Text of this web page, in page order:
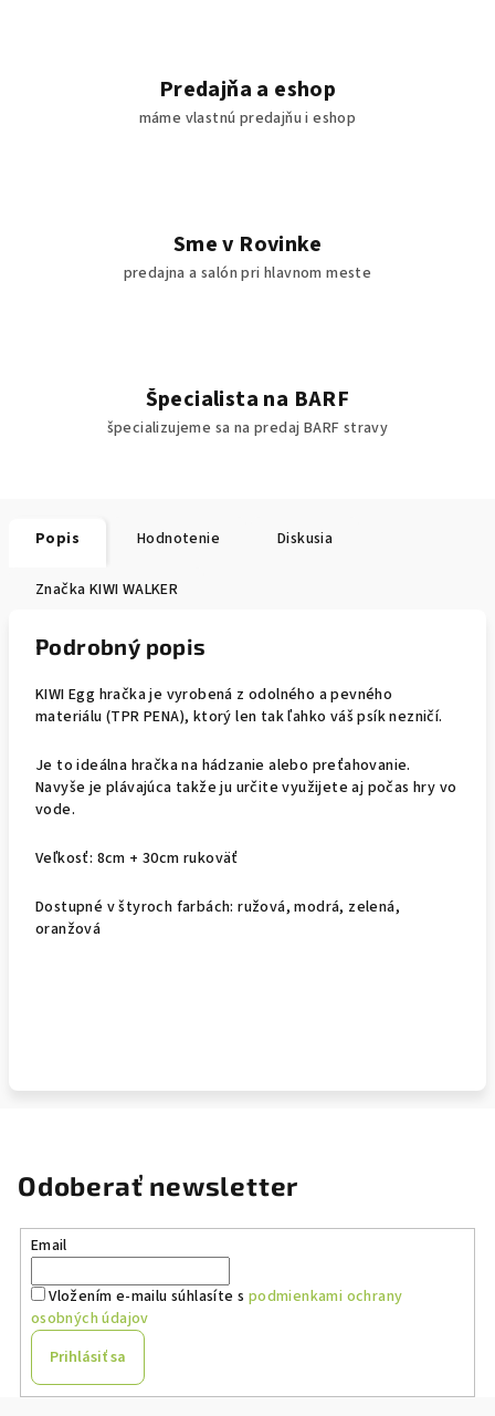
Predajňa a eshop
máme vlastnú predajňu i eshop
Sme v Rovinke
predajna a salón pri hlavnom meste
Špecialista na BARF
špecializujeme sa na predaj BARF stravy
Popis Hodnotenie Diskusia
Značka KIWI WALKER
Podrobný popis
KIWI Egg hračka je vyrobená z odolného a pevného
materiálu (TPR PENA), ktorý len tak ľahko váš psík nezničí.
Je to ideálna hračka na hádzanie alebo preťahovanie.
Navyše je plávajúca takže ju určite využijete aj počas hry vo
vode.
Veľkosť: 8cm + 30cm rukoväť
Dostupné v štyroch farbách: ružová, modrá, zelená,
oranžová
Odoberať newsletter
Email
Vložením e-mailu súhlasíte s podmienkami ochrany
osobných údajov
Prihlásiť sa